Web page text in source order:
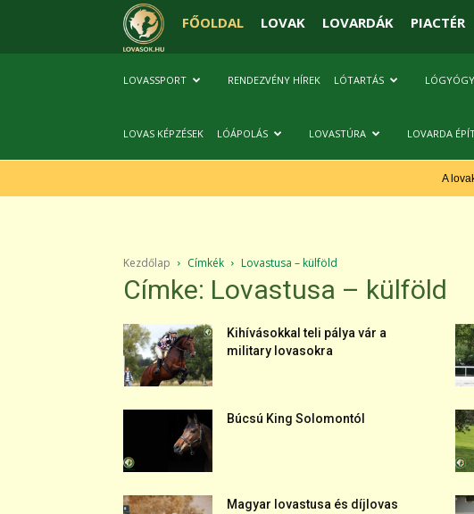
FŐOLDAL LOVAK LOVARDÁK PIACTÉR
LOVASSPORT RENDEZVÉNY HÍREK LÓTARTÁS
LOVAS KÉPZÉSEK LÓÁPOLÁS LOVASTÚRA LOVARDA
A
Kezdőlap Címkék Lovastusa – külföld
Címke: Lovastusa – külföld
Kihívásokkal teli pálya vár a
military lovasokra
Búcsú King Solomontól
Magyar lovastusa és díjlovas